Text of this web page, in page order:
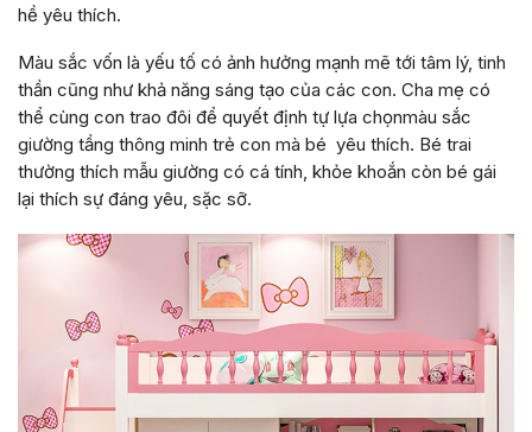
hề yêu thích.
Màu sắc vốn là yếu tố có ảnh hưởng mạnh mẽ tới tâm lý, tinh
thần cũng như khả năng sáng tạo của các con. Cha mẹ có
thể cùng con trao đôi để quyết định tự lựa chọnmàu sắc
giường tầng thông minh trẻ con mà bé yêu thích. Bé trai
thường thích mẫu giường có cá tính, khỏe khoắn còn bé gái
lại thích sự đáng yêu, sặc sỡ.